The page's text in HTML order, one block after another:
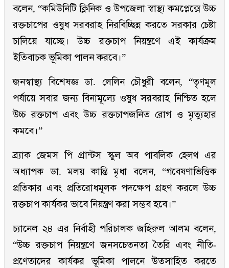
বলেন, “কমিউনিটি ক্লিনিক ও উপজেলা স্বাস্থ্য কমপ্লেক্সে উচ্চ
রক্তচাপের ওষুধ সরবরাহ নিরবিচ্ছিন্ন করতে সরকার চেষ্টা
চালিয়ে যাচ্ছে। উচ্চ রক্তচাপ নিয়ন্ত্রণে এই কার্যক্রম
ইতিবাচক ভূমিকা পালন করবে।”
জনস্বাস্থ্য বিশেষজ্ঞ ডা. লেলিন চৌধুরী বলেন, “তৃণমূল
পর্যায়ে সবার জন্য বিনামূল্যে ওষুধ সরবরাহ নিশ্চিত হলে
উচ্চ রক্তচাপ এবং উচ্চ রক্তচাপজনিত রোগ ও মৃত্যুহার
কমবে।”
ব্র্যাক জেমস পি গ্রান্টস স্কুল অব পাবলিক হেলথ এর
অধ্যাপক ডা. মলয় কান্তি মৃধা বলেন, “গবেষণাভিত্তিক
প্রতিকার এবং প্রতিরোধমূলক পদক্ষেপ গ্রহণ করলে উচ্চ
রক্তচাপ কার্যকর ভাবে নিয়ন্ত্রণ করা সম্ভব হবে।”
চ্যানেল ২৪ এর নির্বাহী পরিচালক জহিরুল আলম বলেন,
“উচ্চ রক্তচাপ নিয়ন্ত্রণে জনসচেতনতা তৈরি এবং নীতি-
প্রণেতাদের কার্যকর ভূমিকা পালনে উত্সাহিত করতে